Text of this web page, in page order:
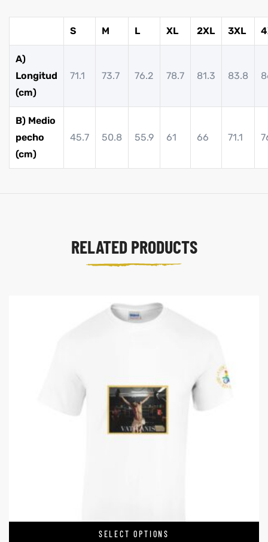
S M L XL 2XL 3XL
A)
Longitud
(cm)
71.1 73.7 76.2 78.7 81.3 83.8
B) Medio
pecho
(cm)
45.7 50.8 55.9 61 66 71.1
RELATED PRODUCTS
SELECT OPTIONS